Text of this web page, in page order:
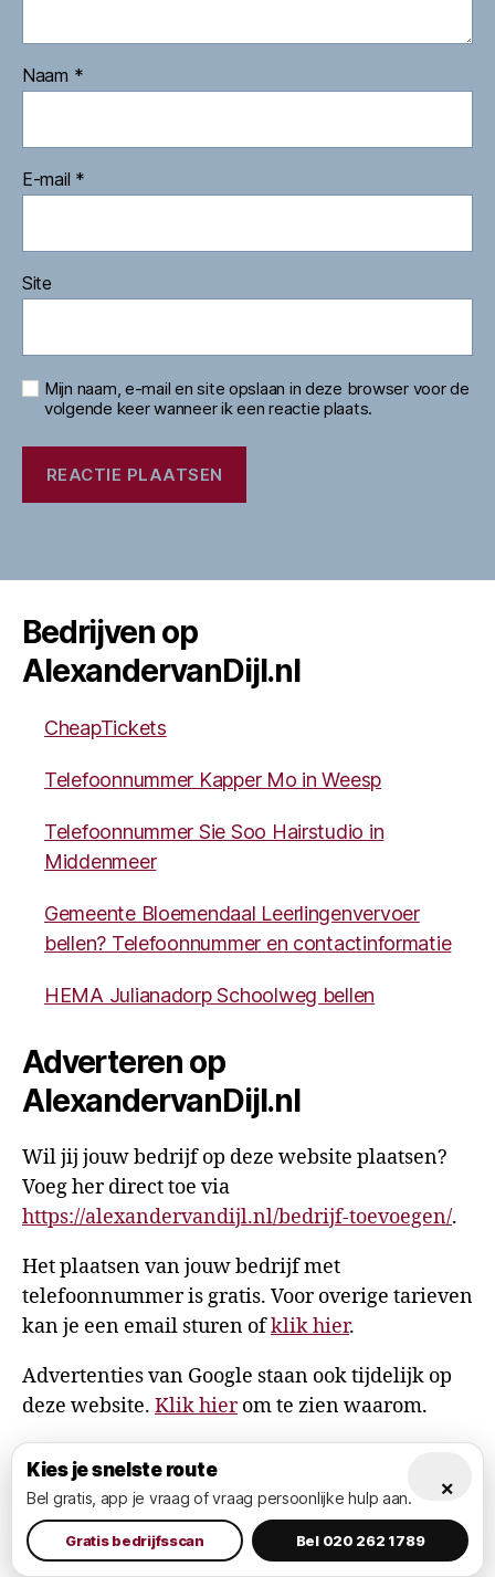
Naam *
E-mail *
Site
Mijn naam, e-mail en site opslaan in deze browser voor de
volgende keer wanneer ik een reactie plaats.
Bedrijven op
AlexandervanDijl.nl
CheapTickets
Telefoonnummer Kapper Mo in Weesp
Telefoonnummer Sie Soo Hairstudio in
Middenmeer
Gemeente Bloemendaal Leerlingenvervoer
bellen? Telefoonnummer en contactinformatie
HEMA Julianadorp Schoolweg bellen
Adverteren op
AlexandervanDijl.nl
Wil jij jouw bedrijf op deze website plaatsen?
Voeg her direct toe via
https://alexandervandijl.nl/bedrijf-toevoegen/.
Het plaatsen van jouw bedrijf met
telefoonnummer is gratis. Voor overige tarieven
kan je een email sturen ofklik hier.
Advertenties van Google staan ook tijdelijk op
deze website. Klik hierom te zien waarom.
© 2026AlexandervanDijl.nl
Privacy Policy
Omhoog
×
Kies je snelste route
Bel gratis, app je vraag of vraag persoonlijke hulp aan.
Gratis bedrijfsscan Bel 020 262 1789